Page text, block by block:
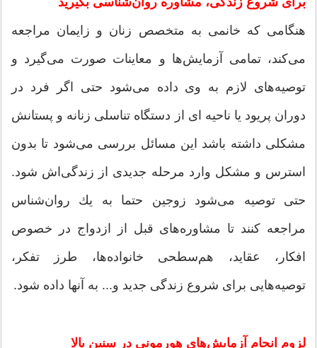
هنگامی كه خانمی به متخصص زنان و زایمان مراجعه
می‌كند، تمامی آزمایش‌ها و معاینات صورت می‌گیرد و
توصیه‌های لازم به وی داده می‌شود حتی اگر فرد در
دوران پریود یا ناحیه‏ ای از دستگاه تناسلی زنانه و پستانش
مشكلی داشته باشد این مسائل بررسی می‌شود تا بدون
استرس و مشكل وارد مرحله جدیدی از زندگی‌اش شود.
حتی توصیه می‌شود زوجین حتما به یك روان‌شناس
مراجعه كنند تا مشاوره‌های قبل از ازدواج در خصوص
افكار، عقاید، هم‌سطحی خانواده‌ها، طرز تفكر،
توصیه‌هایی برای شروع زندگی جدید و... به آنها داده شود.
لزوم انجام آزمایش‌های هورمونی در سنین بالا